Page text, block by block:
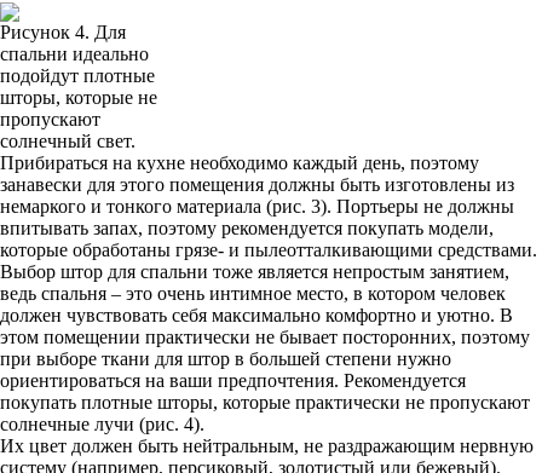
Рисунок 4. Для
спальни идеально
подойдут плотные
шторы, которые не
пропускают
солнечный свет.
Прибираться на кухне необходимо каждый день, поэтому
занавески для этого помещения должны быть изготовлены из
немаркого и тонкого материала (рис. 3). Портьеры не должны
впитывать запах, поэтому рекомендуется покупать модели,
которые обработаны грязе- и пылеотталкивающими средствами.
Выбор штор для спальни тоже является непростым занятием,
ведь спальня – это очень интимное место, в котором человек
должен чувствовать себя максимально комфортно и уютно. В
этом помещении практически не бывает посторонних, поэтому
при выборе ткани для штор в большей степени нужно
ориентироваться на ваши предпочтения. Рекомендуется
покупать плотные шторы, которые практически не пропускают
солнечные лучи (рис. 4).
Их цвет должен быть нейтральным, не раздражающим нервную
систему (например, персиковый, золотистый или бежевый).